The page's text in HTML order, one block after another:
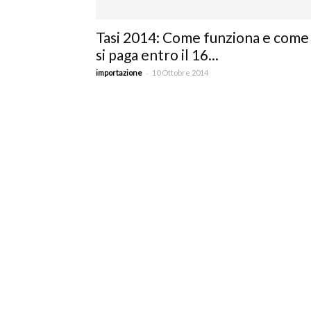
Tasi 2014: Come funziona e come
si paga entro il 16...
importazione - 10 Ottobre 2014